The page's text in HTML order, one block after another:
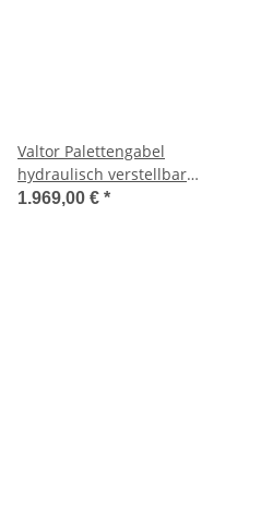
Valtor Palettengabel
hydraulisch verstellbar
Euroaufnahme
1.969,00 € *